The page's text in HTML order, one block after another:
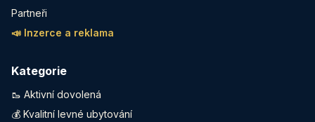
Partneři
📣 Inzerce a reklama
Kategorie
🥾 Aktivní dovolená
💰 Kvalitní levné ubytování